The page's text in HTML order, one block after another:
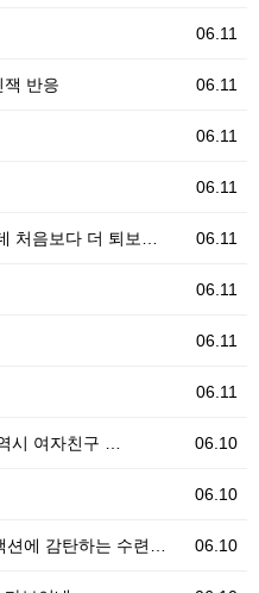
06.11
06.11
잭 반응
06.11
06.11
06.11
처음보다 더 퇴보…
06.11
06.11
06.11
06.10
시 여자친구 …
06.10
06.10
에 감탄하는 수련…